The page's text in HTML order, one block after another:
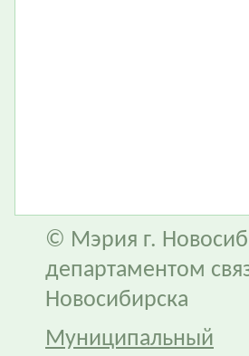
© Мэрия г.
департаментом
Новосибирска
Муниципальный